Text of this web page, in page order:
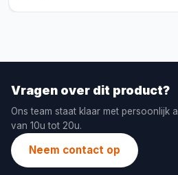
Vragen over dit product?
Ons team staat klaar met persoonlijk
van 10u tot 20u.
Neem contact op